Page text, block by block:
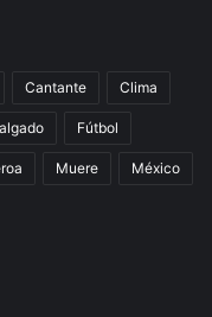
Cantante Clima
Fútbol
Muere México